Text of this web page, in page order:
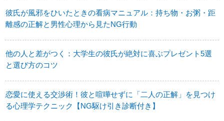
彼氏が風邪をひいたときの看病マニュアル：持ち物・お粥・距
離感の正解と男性心理から見たNG行動
他の人と差がつく：大学生の彼氏が絶対に喜ぶプレゼント5選
と選び方のコツ
恋愛に使える交渉術！彼と喧嘩せずに「二人の正解」を見つけ
る心理学テクニック【NG駆け引き診断付き】